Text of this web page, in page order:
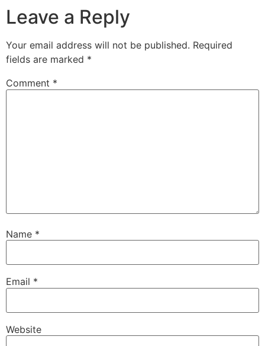
Leave a Reply
Your email address will not be published. Required
fields are marked *
Comment *
Name *
Email *
Website